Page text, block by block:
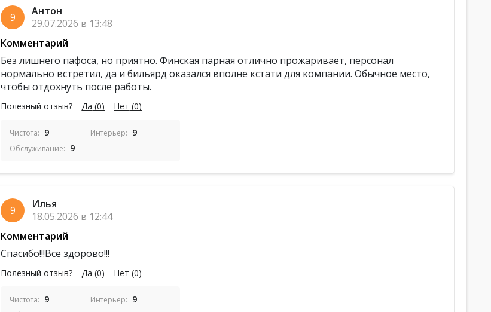
9
Антон
29.07.2026 в 13:48
Комментарий
Без лишнего пафоса, но приятно. Финская парная отлично прожаривает, персонал
нормально встретил, да и бильярд оказался вполне кстати для компании. Обычное место,
чтобы отдохнуть после работы.
Полезный отзыв? Да (0) Нет (0)
Чистота: 9 Интерьер: 9
Обслуживание: 9
9
Илья
18.05.2026 в 12:44
Комментарий
Спасибо!!!Все здорово!!!
Полезный отзыв? Да (0) Нет (0)
Чистота: 9 Интерьер: 9